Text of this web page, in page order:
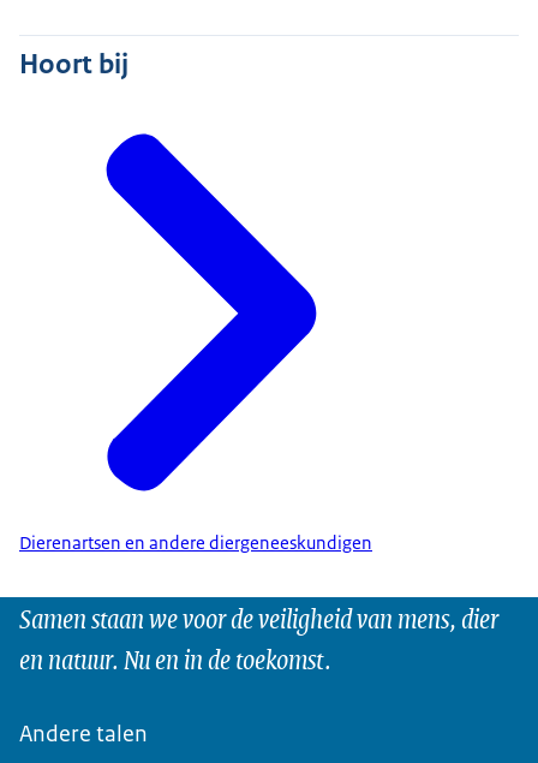
Hoort bij
Dierenartsen en andere diergeneeskundigen
Samen staan we voor de veiligheid van mens, dier
en natuur. Nu en in de toekomst.
Andere talen